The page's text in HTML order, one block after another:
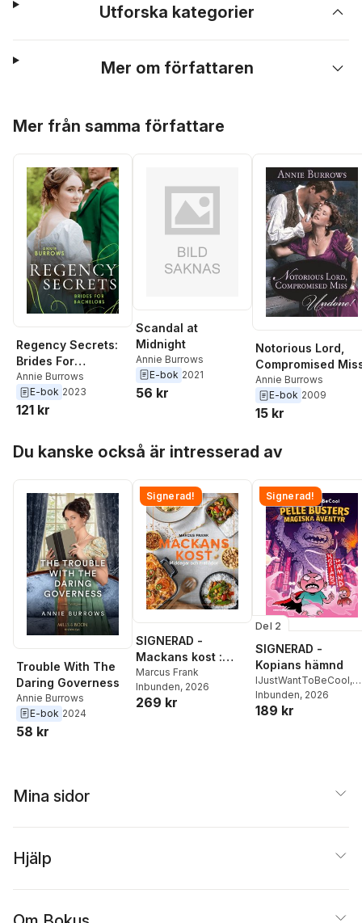
Utforska kategorier
Mer om författaren
Mer från samma författare
Regency Secrets:
Brides For
Bachelors
Annie Burrows
E-bok 2023
121 kr
Scandal at
Midnight
Annie Burrows
E-bok 2021
56 kr
Notorious Lord,
Compromised
Annie Burrows
E-bok 2009
15 kr
Du kanske också är intresserad av
Trouble With The
Daring Governess
Annie Burrows
E-bok 2024
58 kr
Signerad!
SIGNERAD -
Mackans kost :
Middagar och
matlådor
Marcus Frank
Inbunden, 2026
269 kr
Signerad!
Del 2
SIGNERAD -
Kopians hämnd
IJustWantToBeCool,
Joel Adolphson
Ejdemo Beer
Inbunden, 2026
189 kr
Mina sidor
Hjälp